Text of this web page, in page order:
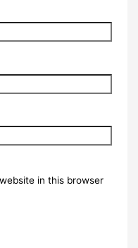
in this browser